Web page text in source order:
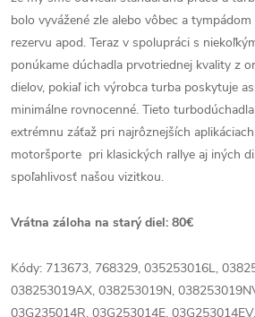
bolo vyvážené zle alebo vôbec a
rezervu apod. Teraz v spolupráci s
ponúkame dúchadla prvotriednej kvality z
dielov, pokiaľ ich výrobca turba poskytuje
minimálne rovnocenné. Tieto
extrémnu záťaž pri najrôznejších
motoršporte pri klasických rallye aj iných
spoľahlivosť našou vizitkou.
Vrátna záloha na starý diel: 80€
Kódy: 713673, 768329, 035253016L,
038253019AX, 038253019N,
03G235014R, 03G253014E,